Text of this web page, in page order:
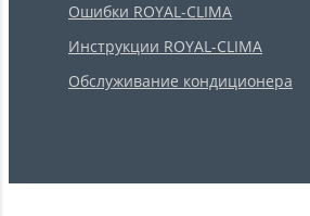
Ошибки ROYAL-CLIMA
Инструкции ROYAL-CLIMA
Обслуживание кондиционера